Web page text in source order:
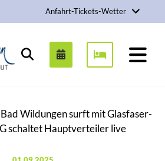
Anfahrt-Tickets-Wetter
Stadt Bad Wildungen
Suchen
Bad Wildungen surft mit Glasfaser-
schaltet Hauptverteiler live